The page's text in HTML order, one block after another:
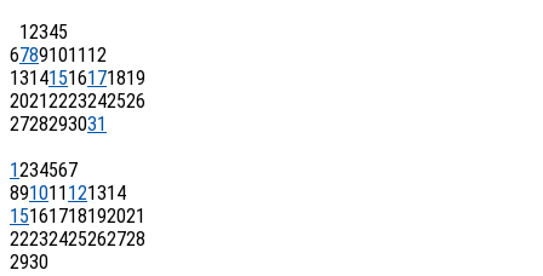
12345
67891011 12
13141516171819
20212223242526
2728293031
1234567
891011 121314
15161718192021
22232425262728
2930